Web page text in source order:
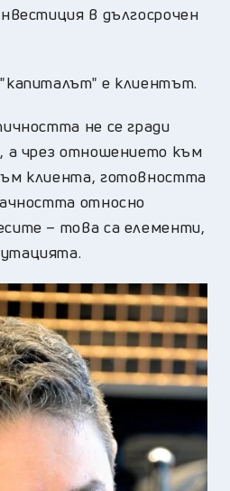
в дългосрочен
е клиентът.
не се гради
а чрез отношението към
клиента, готовността
относно
– това са елементи,